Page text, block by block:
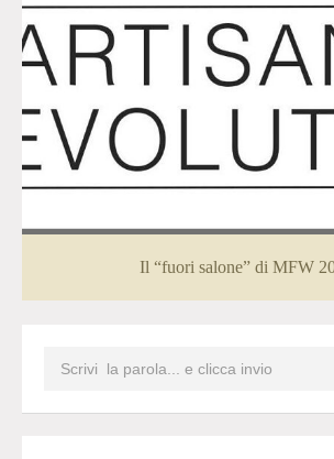
Il “fuori salone” di MFW